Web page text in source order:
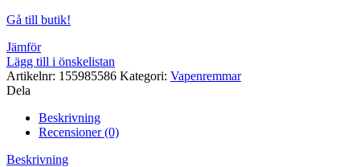
Gå till butik!
Jämför
Lägg till i önskelistan
Artikelnr: 155985586 Kategori: Vapenremmar
Dela
Beskrivning
Recensioner (0)
Beskrivning